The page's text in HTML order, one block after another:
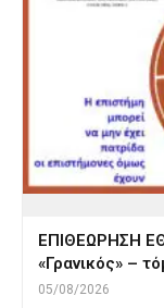
ΕΠΙΘΕΩΡΗΣΗ
«Γρανικός» –
05/08/2026